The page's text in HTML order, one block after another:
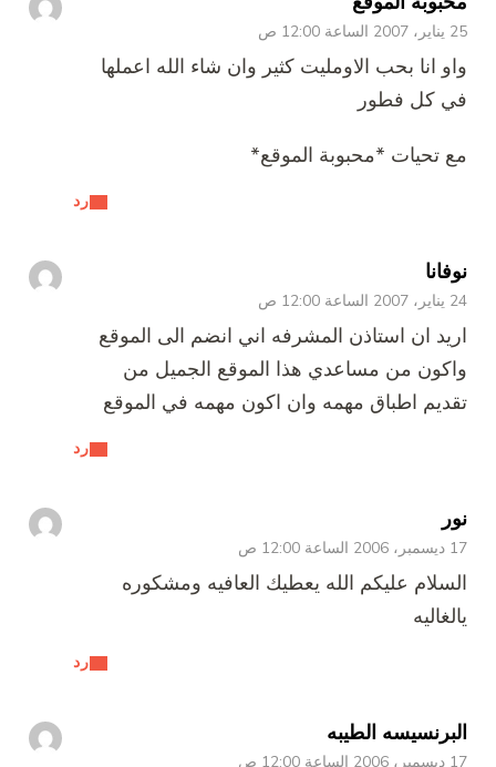
25 يناير، 2007 الساعة 12:00 ص
رد
واو انا بحب الاومليت كثير وان شاء الله اعملها
في كل فطور
مع تحيات *محبوبة الموقع*
نوفانا
24 يناير، 2007 الساعة 12:00 ص
رد
اريد ان استاذن المشرفه اني انضم الى الموقع
واكون من مساعدي هذا الموقع الجميل من
تقديم اطباق مهمه وان اكون مهمه في الموقع
نور
17 ديسمبر، 2006 الساعة 12:00 ص
رد
السلام عليكم الله يعطيك العافيه ومشكوره
يالغاليه
البرنسيسه الطيبه
17 ديسمبر، 2006 الساعة 12:00 ص